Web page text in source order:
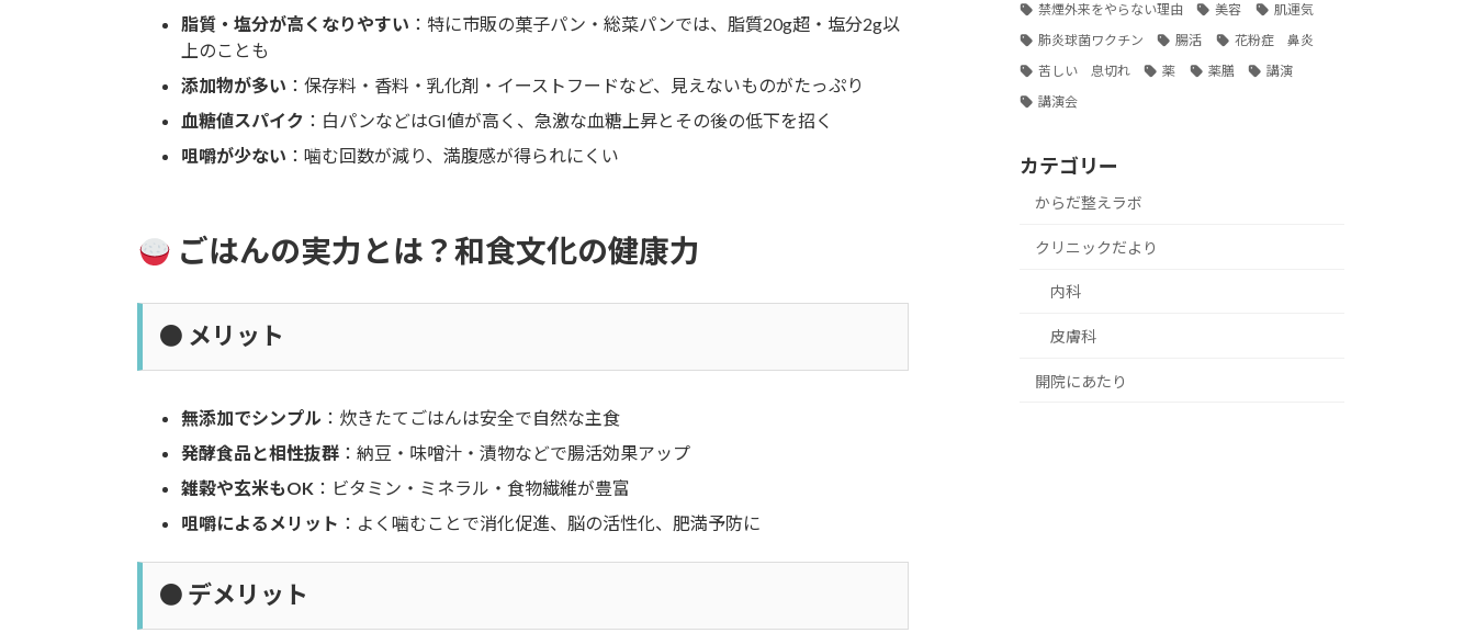
脂質・塩分が高くなりやすい ：特に市販の菓子パン・総菜パンでは、脂質20g超・塩分2g以
上のことも
添加物が多い ：保存料・香料・乳化剤・イーストフードなど、見えないものがたっぷり
血糖値スパイク ：白パンなどはGI値が高く、急激な血糖上昇とその後の低下を招く
咀嚼が少ない ：噛む回数が減り、満腹感が得られにくい
ごはんの実力とは？和食文化の健康力
● メリット
無添加でシンプル ：炊きたてごはんは安全で自然な主食
発酵食品と相性抜群 ：納豆・味噌汁・漬物などで腸活効果アップ
雑穀や玄米もOK ：ビタミン・ミネラル・食物繊維が豊富
咀嚼によるメリット ：よく噛むことで消化促進、脳の活性化、肥満予防に
● デメリット
禁煙外来をやらない理由
美容
肌運気
肺炎球菌ワクチン
腸活
花粉症 鼻炎
苦しい 息切れ
薬 薬膳
講演
講演会
カテゴリー
からだ整えラボ
クリニックだより
内科
皮膚科
開院にあたり